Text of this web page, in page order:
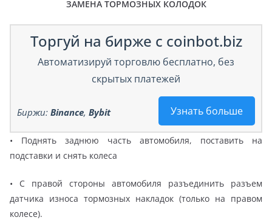
ЗАМЕНА ТОРМОЗНЫХ КОЛОДОК
Торгуй на бирже с coinbot.biz
Автоматизируй торговлю бесплатно, без
скрытых платежей
Узнать больше
Биржи: Binance, Bybit
• Поднять заднюю часть автомобиля, поставить на
подставки и снять колеса
• С правой стороны автомобиля разъединить разъем
датчика износа тормозных накладок (только на правом
колесе).